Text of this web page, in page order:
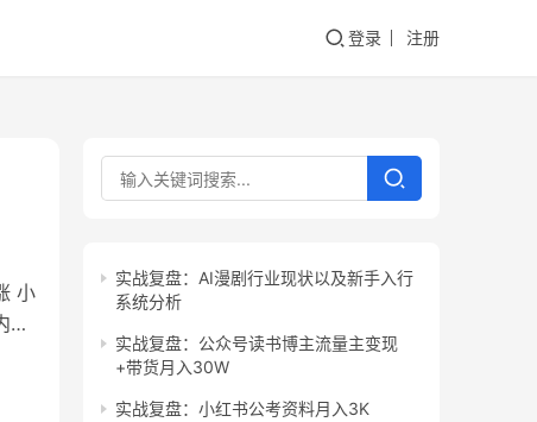
登录 注册
小
容
实战复盘：AI漫剧行业现状以及新手入行
系统分析
实战复盘：公众号读书博主流量主变现
+带货月入30W
实战复盘：小红书公考资料月入3K